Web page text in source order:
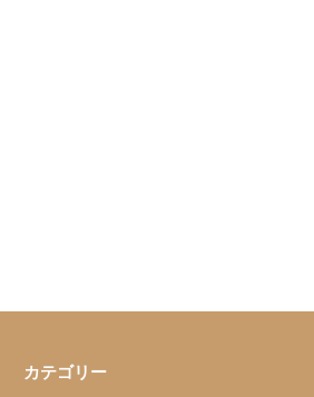
カテゴリー